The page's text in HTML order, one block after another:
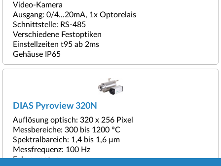
Video-Kamera
Ausgang: 0/4...20mA, 1x Optorelais
Schnittstelle: RS-485
Verschiedene Festoptiken
Einstellzeiten t95 ab 2ms
Gehäuse IP65
DIAS Pyroview 320N
Auflösung optisch: 320 x 256 Pixel
Messbereiche: 300 bis 1200 °C
Spektralbareich: 1,4 bis 1,6 µm
Messfrequenz: 100 Hz
Fokus: motor